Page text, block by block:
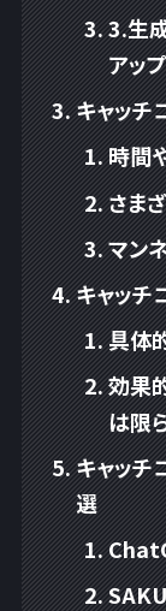
3.生
アッ
キャッチ
時間
さま
マン
キャッチ
具体
効果
は限
キャッチ
選